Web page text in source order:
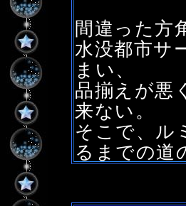
間違った方
水没都市サ
まい、
品揃えが悪
来ない。
そこで、ル
るまでの道